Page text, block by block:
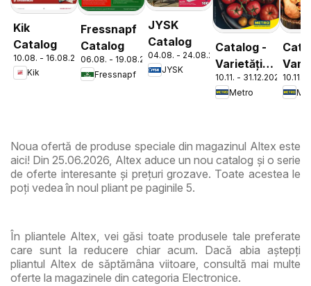
Kik
Catalog
10.08. - 16.08.2026
Kik
Fressnapf
Catalog
06.08. - 19.08.2026
Fressnapf
JYSK
Catalog
04.08. - 24.08.2026
JYSK
Catalog -
Varietăți
de Roșii
10.11. - 31.12.2026
Metro
de
10.11.
Noua ofertă de produse speciale din magazinul Altex este
aici! Din 25.06.2026, Altex aduce un nou catalog și o serie
de oferte interesante și prețuri grozave. Toate acestea le
poți vedea în noul pliant pe paginile 5.
În pliantele Altex, vei găsi toate produsele tale preferate
care sunt la reducere chiar acum. Dacă abia aștepți
pliantul Altex de săptămâna viitoare, consultă mai multe
oferte la magazinele din categoria Electronice.